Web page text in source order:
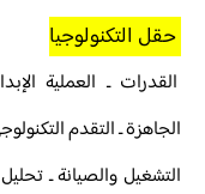
حقل التكنولوجيا
القدرات ـ العملية
الجاهزة ـ التقدم
التشغيل والصيانة ـ تحليل